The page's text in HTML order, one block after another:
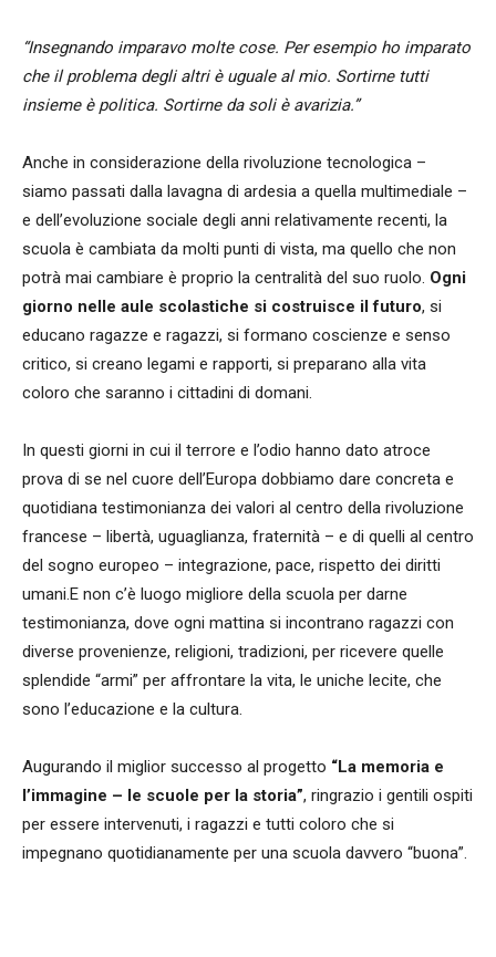
“Insegnando imparavo molte cose. Per esempio ho imparato
che il problema degli altri è uguale al mio. Sortirne tutti
insieme è politica. Sortirne da soli è avarizia.”
Anche in considerazione della rivoluzione tecnologica –
siamo passati dalla lavagna di ardesia a quella multimediale –
e dell’evoluzione sociale degli anni relativamente recenti, la
scuola è cambiata da molti punti di vista, ma quello che non
potrà mai cambiare è proprio la centralità del suo ruolo. Ogni
giorno nelle aule scolastiche si costruisce il futuro, si
educano ragazze e ragazzi, si formano coscienze e senso
critico, si creano legami e rapporti, si preparano alla vita
coloro che saranno i cittadini di domani.
In questi giorni in cui il terrore e l’odio hanno dato atroce
prova di se nel cuore dell’Europa dobbiamo dare concreta e
quotidiana testimonianza dei valori al centro della rivoluzione
francese – libertà, uguaglianza, fraternità – e di quelli al centro
del sogno europeo – integrazione, pace, rispetto dei diritti
umani.E non c’è luogo migliore della scuola per darne
testimonianza, dove ogni mattina si incontrano ragazzi con
diverse provenienze, religioni, tradizioni, per ricevere quelle
splendide “armi” per affrontare la vita, le uniche lecite, che
sono l’educazione e la cultura.
Augurando il miglior successo al progetto “La memoria e
l’immagine – le scuole per la storia”, ringrazio i gentili ospiti
per essere intervenuti, i ragazzi e tutti coloro che si
impegnano quotidianamente per una scuola davvero “buona”.